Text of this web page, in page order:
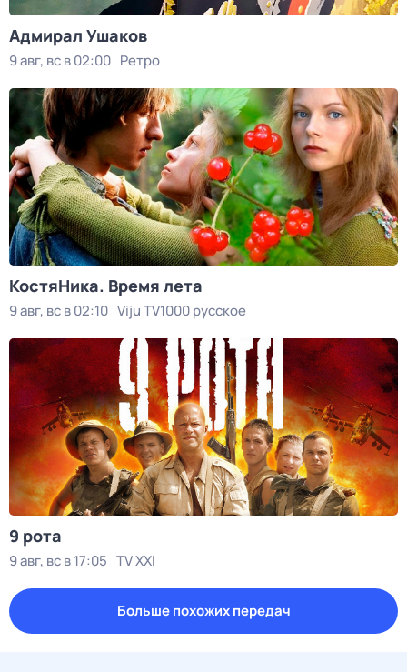
Адмирал Ушаков
9 авг, вс в 02:00 Ретро
КостяНика. Время лета
9 авг, вс в 02:10 Viju TV1000 русское
9 рота
9 авг, вс в 17:05 TV XXI
Больше похожих передач